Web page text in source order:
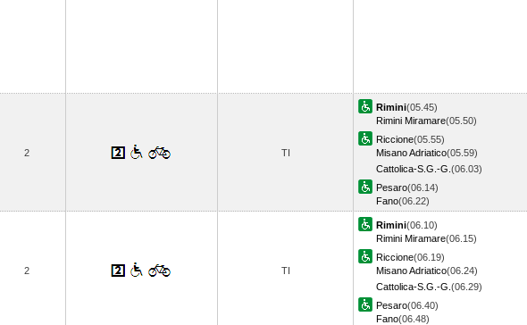
2 TI
Rimini(05.45)
Rimini Miramare(05.50)
Riccione(05.55)
Misano Adriatico(05.59)
Cattolica-S.G.-G. (06.03)
Pesaro(06.14)
Fano(06.22)
2 TI
Rimini(06.10)
Rimini Miramare(06.15)
Riccione(06.19)
Misano Adriatico(06.24)
Cattolica-S.G.-G. (06.29)
Pesaro(06.40)
Fano(06.48)